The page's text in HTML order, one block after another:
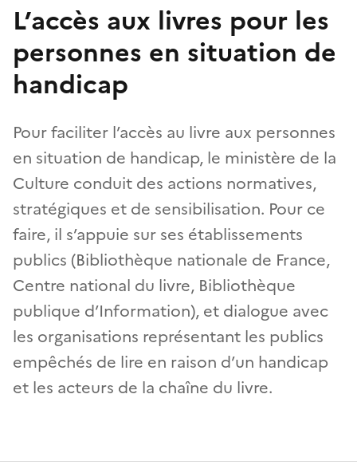
L’accès aux livres pour les
personnes en situation de
handicap
Pour faciliter l’accès au livre aux personnes
en situation de handicap, le ministère de la
Culture conduit des actions normatives,
stratégiques et de sensibilisation. Pour ce
faire, il s’appuie sur ses établissements
publics (Bibliothèque nationale de France,
Centre national du livre, Bibliothèque
publique d’Information), et dialogue avec
les organisations représentant les publics
empêchés de lire en raison d’un handicap
et les acteurs de la chaîne du livre.